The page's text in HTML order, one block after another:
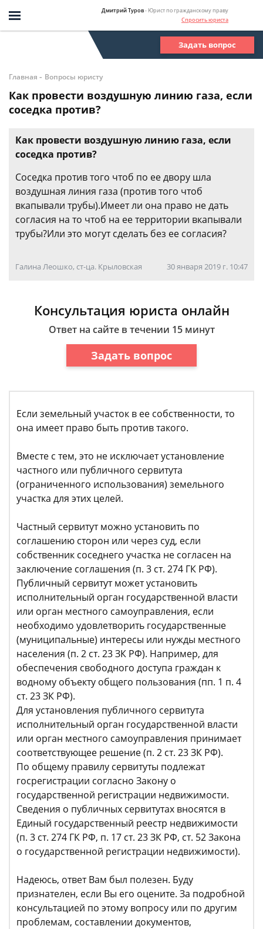
Дмитрий Туров- Юрист по гражданскому праву
Спросить юриста
Задать вопрос
Главная - Вопросы юристу
Как провести воздушную линию газа, если
соседка против?
Как провести воздушную линию газа, если
соседка против?
Соседка против того чтоб по ее двору шла
воздушная линия газа (против того чтоб
вкапывали трубы).Имеет ли она право не дать
согласия на то чтоб на ее территории вкапывали
трубы?Или это могут сделать без ее согласия?
Галина Леошко, ст-ца. Крыловская 30 января 2019 г. 10:47
Консультация юриста онлайн
Ответ на сайте в течении 15 минут
Задать вопрос
Если земельный участок в ее собственности, то
она имеет право быть против такого.
Вместе с тем, это не исключает установление
частного или публичного сервитута
(ограниченного использования) земельного
участка для этих целей.
Частный сервитут можно установить по
соглашению сторон или через суд, если
собственник соседнего участка не согласен на
заключение соглашения (п. 3 ст. 274 ГК РФ).
Публичный сервитут может установить
исполнительный орган государственной власти
или орган местного самоуправления, если
необходимо удовлетворить государственные
(муниципальные) интересы или нужды местного
населения (п. 2 ст. 23 ЗК РФ). Например, для
обеспечения свободного доступа граждан к
водному объекту общего пользования (пп. 1 п. 4
ст. 23 ЗК РФ).
Для установления публичного сервитута
исполнительный орган государственной власти
или орган местного самоуправления принимает
соответствующее решение (п. 2 ст. 23 ЗК РФ).
По общему правилу сервитуты подлежат
госрегистрации согласно Закону о
государственной регистрации недвижимости.
Сведения о публичных сервитутах вносятся в
Единый государственный реестр недвижимости
(п. 3 ст. 274 ГК РФ, п. 17 ст. 23 ЗК РФ, ст. 52 Закона
о государственной регистрации недвижимости).
Надеюсь, ответ Вам был полезен. Буду
признателен, если Вы его оцените. За подробной
консультацией по этому вопросу или по другим
проблемам, составлении документов,